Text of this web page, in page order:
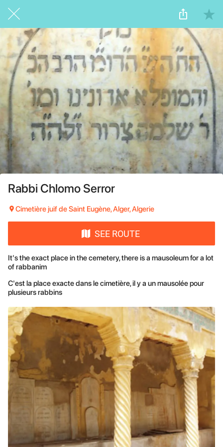
Rabbi Chlomo Serror
Cimetière juif de Saint Eugène, Alger, Algerie
SEE ROUTE
It's the exact place in the cemetery, there is a mausoleum for a lot
of rabbanim
C'est la place exacte dans le cimetière, il y a un mausolée pour
plusieurs rabbins